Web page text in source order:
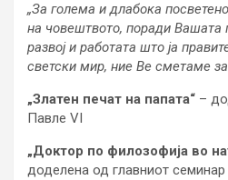
„За голема и длабока
на човештвото, поради Вашата
развој и работата што ја
светски мир, ние Ве сметаме
„Златен печат на папата“ –
Павле VI
„Доктор по филозофија во
доделена од главниот